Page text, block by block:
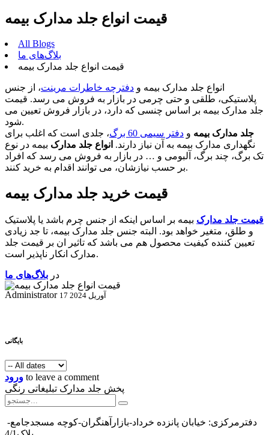
قیمت انواع جلد مدارک بیمه
All Blogs
بلاگ‌های ما
قیمت انواع جلد مدارک بیمه
انواع جلد مدارک بیمه و دفترچه خاطرات مرینت، از جنس
پلاستیکی، طلقی و حتی چرمی در بازار به فروش می رسد. قیمت
جلد مدارک بیمه بر اساس چنسی که دارد، در بازار فروش تعیین می
شود.
جلد مدارک بیمه و دفتر سیمی 60 برگ
، جلدی است که اغلب برای
نگهداری مدارک بیمه به آن نیاز دارند. انواع جلد مدارک بیمه در نوع
تک برگ، چند برگ، آلبومی و … در بازار به فروش می رسد که افراد
بر حسب نیازشان، می توانند اقدام به خرید کنند.
قیمت خرید جلد مدارک بیمه
قیمت جلد مدارک بیمه بر اساس اینکه از جنس چرم باشد یا پلاستیک
و طلق، متغیر خواهد بود. البته جنس جلد مدارک بیمه، تا جد زیادی
تعیین کننده کیفیت محصول هم می باشد که تاثیر ان بر قیمت جلد
مدارک انکار ناپذیر است.
در بلاگ‌های ما
Administrator
17 آوریل 2024
بایگانی
ورود to leave a comment
پخش جلد مدارک تبلیغاتی رنگی